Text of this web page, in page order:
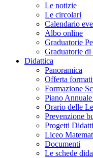
Le notizie
Le circolari
Calendario
Albo online
Graduatorie
Graduatorie di
Didattica
Panoramica
Offerta
Formazione
Piano
Orario delle
Prevenzione
Progetti
Liceo
Documenti
Le schede